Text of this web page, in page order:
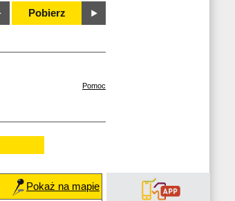
Pobierz
Pomoc
Pokaż na mapie